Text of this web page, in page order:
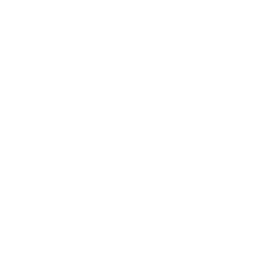
Café, Tamanho: S
Café, Tamanho: S